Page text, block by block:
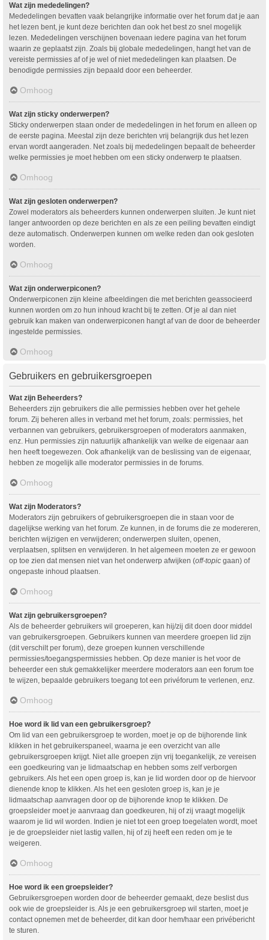
Wat zijn mededelingen?
Mededelingen bevatten vaak belangrijke informatie over het forum dat je aan
het lezen bent, je kunt deze berichten dan ook het best zo snel mogelijk
lezen. Mededelingen verschijnen bovenaan iedere pagina van het forum
waarin ze geplaatst zijn. Zoals bij globale mededelingen, hangt het van de
vereiste permissies af of je wel of niet mededelingen kan plaatsen. De
benodigde permissies zijn bepaald door een beheerder.
Omhoog
Wat zijn sticky onderwerpen?
Sticky onderwerpen staan onder de mededelingen in het forum en alleen op
de eerste pagina. Meestal zijn deze berichten vrij belangrijk dus het lezen
ervan wordt aangeraden. Net zoals bij mededelingen bepaalt de beheerder
welke permissies je moet hebben om een sticky onderwerp te plaatsen.
Omhoog
Wat zijn gesloten onderwerpen?
Zowel moderators als beheerders kunnen onderwerpen sluiten. Je kunt niet
langer antwoorden op deze berichten en als ze een peiling bevatten eindigt
deze automatisch. Onderwerpen kunnen om welke reden dan ook gesloten
worden.
Omhoog
Wat zijn onderwerpiconen?
Onderwerpiconen zijn kleine afbeeldingen die met berichten geassocieerd
kunnen worden om zo hun inhoud kracht bij te zetten. Of je al dan niet
gebruik kan maken van onderwerpiconen hangt af van de door de beheerder
ingestelde permissies.
Omhoog
Gebruikers en gebruikersgroepen
Wat zijn Beheerders?
Beheerders zijn gebruikers die alle permissies hebben over het gehele
forum. Zij beheren alles in verband met het forum, zoals: permissies, het
verbannen van gebruikers, gebruikersgroepen of moderators aanmaken,
enz. Hun permissies zijn natuurlijk afhankelijk van welke de eigenaar aan
hen heeft toegewezen. Ook afhankelijk van de beslissing van de eigenaar,
hebben ze mogelijk alle moderator permissies in de forums.
Omhoog
Wat zijn Moderators?
Moderators zijn gebruikers of gebruikersgroepen die in staan voor de
dagelijkse werking van het forum. Ze kunnen, in de forums die ze modereren,
berichten wijzigen en verwijderen; onderwerpen sluiten, openen,
verplaatsen, splitsen en verwijderen. In het algemeen moeten ze er gewoon
op toe zien dat mensen niet van het onderwerp afwijken (off-topic gaan) of
ongepaste inhoud plaatsen.
Omhoog
Wat zijn gebruikersgroepen?
Als de beheerder gebruikers wil groeperen, kan hij/zij dit doen door middel
van gebruikersgroepen. Gebruikers kunnen van meerdere groepen lid zijn
(dit verschilt per forum), deze groepen kunnen verschillende
permissies/toegangspermissies hebben. Op deze manier is het voor de
beheerder een stuk gemakkelijker meerdere moderators aan een forum toe
te wijzen, bepaalde gebruikers toegang tot een privéforum te verlenen, enz.
Omhoog
Hoe word ik lid van een gebruikersgroep?
Om lid van een gebruikersgroep te worden, moet je op de bijhorende link
klikken in het gebruikerspaneel, waarna je een overzicht van alle
gebruikersgroepen krijgt. Niet alle groepen zijn vrij toegankelijk, ze vereisen
een goedkeuring van je lidmaatschap en hebben soms zelf verborgen
gebruikers. Als het een open groep is, kan je lid worden door op de hiervoor
dienende knop te klikken. Als het een gesloten groep is, kan je je
lidmaatschap aanvragen door op de bijhorende knop te klikken. De
groepsleider moet je aanvraag dan goedkeuren, hij of zij vraagt mogelijk
waarom je lid wil worden. Indien je niet tot een groep toegelaten wordt, moet
je de groepsleider niet lastig vallen, hij of zij heeft een reden om je te
weigeren.
Omhoog
Hoe word ik een groepsleider?
Gebruikersgroepen worden door de beheerder gemaakt, deze beslist dus
ook wie de groepsleider is. Als je een gebruikersgroep wil starten, moet je
contact opnemen met de beheerder, dit kan door hem/haar een privébericht
te sturen.